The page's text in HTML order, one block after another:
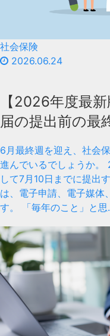
社会保険
2026.06.24
【2026年度最
届の提出前の最
6月最終週を迎え、社会
進んでいるでしょうか。
して7月10日までに提出
は、電子申請、電子媒体
す。 「毎年のこと」と